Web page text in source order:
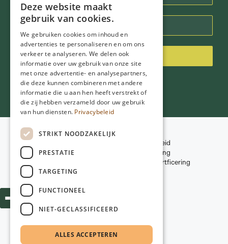
Inschrijven
Datenschutzbeleid
Verzichtserklärung
Kwaliteitscriteria en certficering
Webdesign:
Deze website maakt
gebruik van cookies.
We gebruiken cookies om inhoud en
advertenties te personaliseren en om ons
verkeer te analyseren. We delen ook
informatie over uw gebruik van onze site
met onze advertentie- en analysepartners,
die deze kunnen combineren met andere
informatie die u aan hen heeft verstrekt of
die zij hebben verzameld door uw gebruik
van hun diensten. Privacybeleid
STRIKT NOODZAKELIJK
PRESTATIE
TARGETING
FUNCTIONEEL
NIET-GECLASSIFICEERD
ALLES ACCEPTEREN